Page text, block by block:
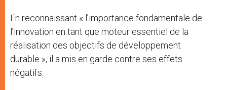
En reconnaissant « l’importance fondamentale de
l’innovation en tant que moteur essentiel de la
réalisation des objectifs de développement
durable », il a mis en garde contre ses effets
négatifs.